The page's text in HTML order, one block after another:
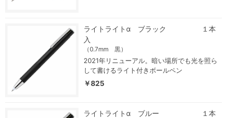
ライトライトα ブラック １本
入
（0.7mm 黒）
2021年リニューアル。暗い場所でも光を照ら
して書けるライト付きボールペン
￥825
ライトライトα ブルー １本